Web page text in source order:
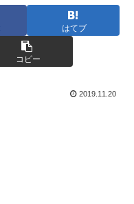
はてブ
コピー
2019.11.20